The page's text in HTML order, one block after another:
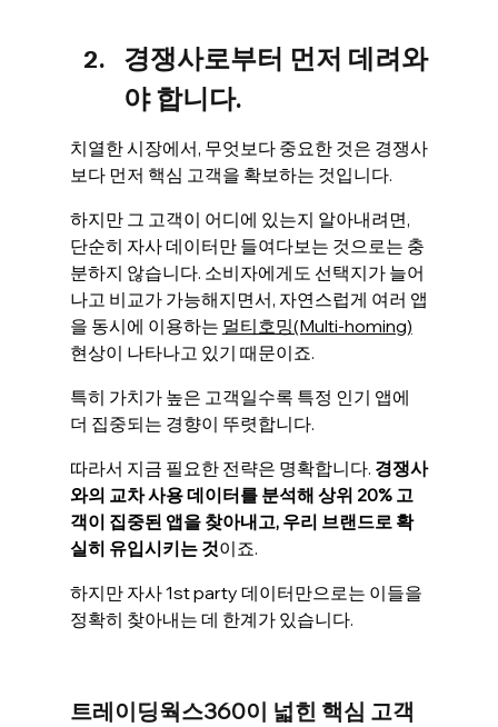
경쟁사로부터 먼저 데려와
야 합니다.
치열한 시장에서, 무엇보다 중요한 것은 경쟁사
보다 먼저 핵심 고객을 확보하는 것입니다.
하지만 그 고객이 어디에 있는지 알아내려면,
단순히 자사 데이터만 들여다보는 것으로는 충
분하지 않습니다. 소비자에게도 선택지가 늘어
나고 비교가 가능해지면서, 자연스럽게 여러 앱
을 동시에 이용하는 멀티호밍(Multi-homing)
현상이 나타나고 있기 때문이죠.
특히 가치가 높은 고객일수록 특정 인기 앱에
더 집중되는 경향이 뚜렷합니다.
따라서 지금 필요한 전략은 명확합니다. 경쟁사
와의 교차 사용 데이터를 분석해 상위 20% 고
객이 집중된 앱을 찾아내고, 우리 브랜드로 확
실히 유입시키는 것이죠.
하지만 자사 1st party 데이터만으로는 이들을
정확히 찾아내는 데 한계가 있습니다.
트레이딩웍스360이 넓힌 핵심 고객